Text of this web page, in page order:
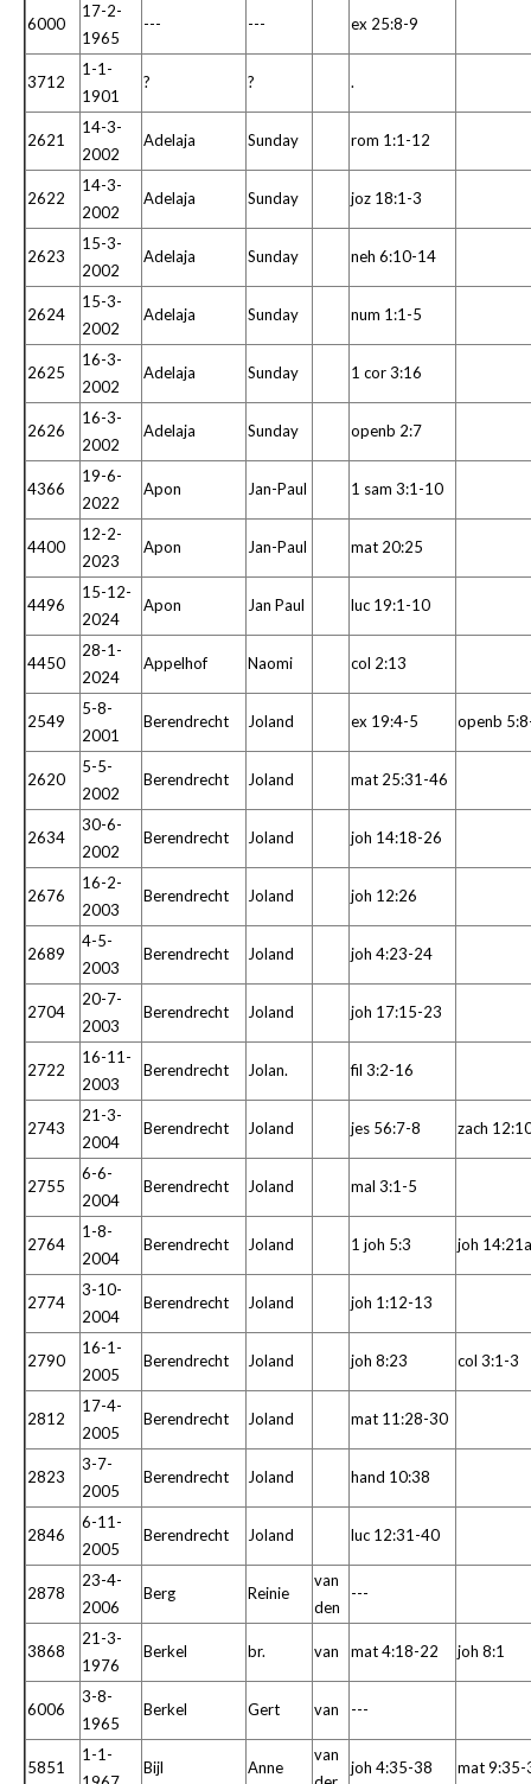
6000
17-2-
1965
--- --- ex 25:8-9
3712
1-1-
1901
? ? .
2621
14-3-
2002
Adelaja Sunday rom 1:1-12
2622
14-3-
2002
Adelaja Sunday joz 18:1-3
2623
15-3-
2002
Adelaja Sunday neh 6:10-14
2624
15-3-
2002
Adelaja Sunday num 1:1-5
2625
16-3-
2002
Adelaja Sunday 1 cor 3:16
2626
16-3-
2002
Adelaja Sunday openb 2:7
4366
19-6-
2022
Apon Jan-Paul 1 sam 3:1-10
4400
12-2-
2023
Apon Jan-Paul mat 20:25
4496
15-12-
2024
Apon Jan Paul luc 19:1-10
4450
28-1-
2024
Appelhof Naomi col 2:13
2549
5-8-
2001
Berendrecht Joland ex 19:4-5 openb
2620
5-5-
2002
Berendrecht Joland mat 25:31-46
2634
30-6-
2002
Berendrecht Joland joh 14:18-26
2676
16-2-
2003
Berendrecht Joland joh 12:26
2689
4-5-
2003
Berendrecht Joland joh 4:23-24
2704
20-7-
2003
Berendrecht Joland joh 17:15-23
2722
16-11-
2003
Berendrecht Jolan. fil 3:2-16
2743
21-3-
2004
Berendrecht Joland jes 56:7-8 zach
2755
6-6-
2004
Berendrecht Joland mal 3:1-5
2764
1-8-
2004
Berendrecht Joland 1 joh 5:3 joh 14:21a
2774
3-10-
2004
Berendrecht Joland joh 1:12-13
2790
16-1-
2005
Berendrecht Joland joh 8:23 col 3:1-3
2812
17-4-
2005
Berendrecht Joland mat 11:28-30
2823
3-7-
2005
Berendrecht Joland hand 10:38
2846
6-11-
2005
Berendrecht Joland luc 12:31-40
2878
23-4-
2006
Berg Reinie
van
den
---
3868
21-3-
1976
Berkel br. van mat 4:18-22 joh 8:1
6006
3-8-
1965
Berkel Gert van ---
5851
1-1-
Bijl Anne
van
joh 4:35-38 mat 9:35-